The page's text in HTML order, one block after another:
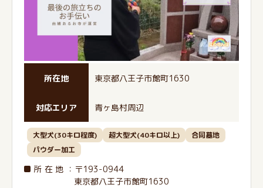
所在地 東京都八王子市館町1630
対応エリア 青ヶ島村周辺
大型犬(30キロ程度) 超大型犬(40キロ以上)
合同墓地
パウダー加工
所在地 ：〒193-0944
東京都八王子市館町1630